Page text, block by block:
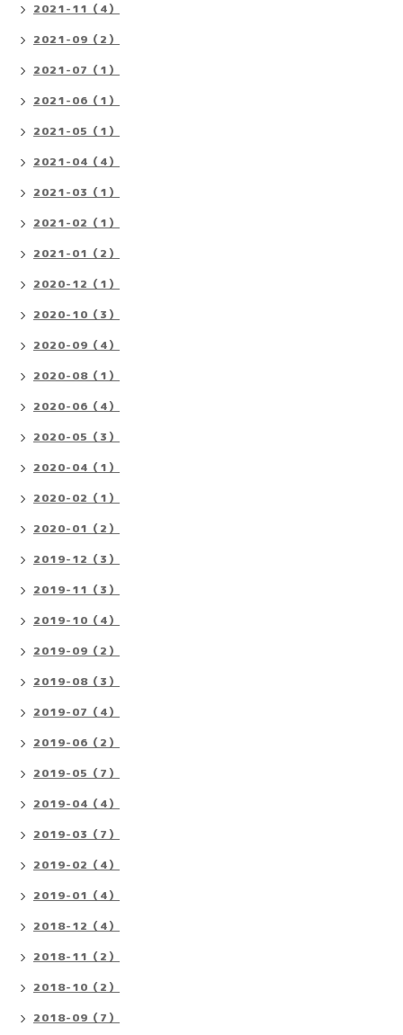
2021-11（4）
2021-09（2）
2021-07（1）
2021-06（1）
2021-05（1）
2021-04（4）
2021-03（1）
2021-02（1）
2021-01（2）
2020-12（1）
2020-10（3）
2020-09（4）
2020-08（1）
2020-06（4）
2020-05（3）
2020-04（1）
2020-02（1）
2020-01（2）
2019-12（3）
2019-11（3）
2019-10（4）
2019-09（2）
2019-08（3）
2019-07（4）
2019-06（2）
2019-05（7）
2019-04（4）
2019-03（7）
2019-02（4）
2019-01（4）
2018-12（4）
2018-11（2）
2018-10（2）
2018-09（7）